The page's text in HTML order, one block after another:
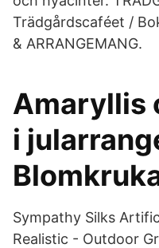
Trädgårdscaféet /
& ARRANGEMANG.
Amaryllis
i
Sympathy Silks
Realistic - Outdoor